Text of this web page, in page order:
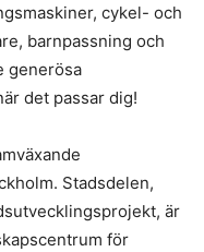
cykel- och
barnpassning och
generösa
det passar dig!
Stadsdelen,
är
för